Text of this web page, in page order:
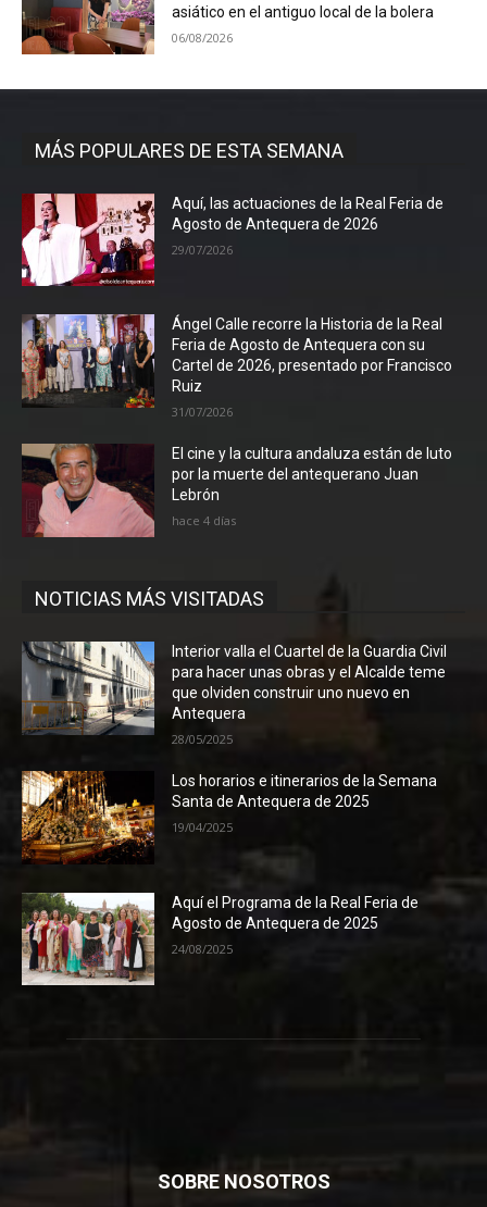
asiático en el antiguo local de la bolera
06/08/2026
MÁS POPULARES DE ESTA SEMANA
Aquí, las actuaciones de la Real Feria de
Agosto de Antequera de 2026
29/07/2026
Ángel Calle recorre la Historia de la Real
Feria de Agosto de Antequera con su
Cartel de 2026, presentado por Francisco
Ruiz
31/07/2026
El cine y la cultura andaluza están de luto
por la muerte del antequerano Juan
Lebrón
hace 4 días
NOTICIAS MÁS VISITADAS
Interior valla el Cuartel de la Guardia Civil
para hacer unas obras y el Alcalde teme
que olviden construir uno nuevo en
Antequera
28/05/2025
Los horarios e itinerarios de la Semana
Santa de Antequera de 2025
19/04/2025
Aquí el Programa de la Real Feria de
Agosto de Antequera de 2025
24/08/2025
SOBRE NOSOTROS